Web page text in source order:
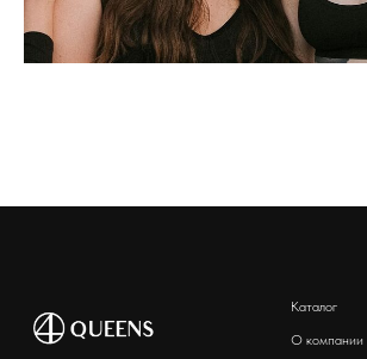
Каталог
О компании